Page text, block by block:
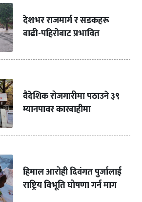
देशभर राजमार्ग र सडकहरू
बाढी-पहिरोबाट प्रभावित
वैदेशिक रोजगारीमा पठाउने ३९
म्यानपावर कारबाहीमा
हिमाल आरोही दिवंगत पुर्जालाई
राष्ट्रिय विभूति घोषणा गर्न माग